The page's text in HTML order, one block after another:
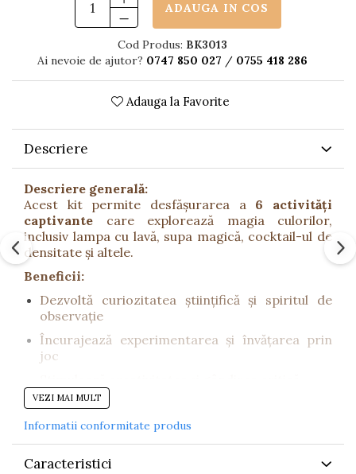
ADAUGA IN COS
Cod Produs: BK3013
Ai nevoie de ajutor? 0747 850 027 / 0755 418 286
Adauga la Favorite
Descriere
Descriere generală:
Acest kit permite desfășurarea a 6 activități
captivante care explorează magia culorilor,
inclusiv lampa cu lavă, supa magică, cocktail-ul de
densitate și altele.
Beneficii:
Dezvoltă curiozitatea științifică și spiritul de
observație
Încurajează experimentarea și învățarea prin
joc
Permite înțelegerea principiilor de bază ale
chimiei și amestecării culorilor
Conținut kit:
Colorant roșu (5 ml), albastru (5 ml), galben (5
VEZI MAI MULT
Informatii conformitate produs
Caracteristici